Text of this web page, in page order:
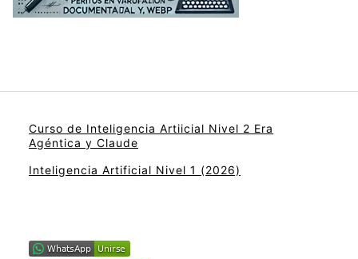
Curso de Inteligencia Artiicial Nivel 2 Era
Agéntica y Claude
Inteligencia Artificial Nivel 1 (2026)